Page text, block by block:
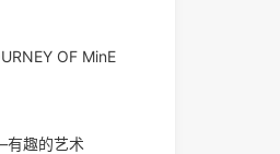
OF MinE
趣的艺术